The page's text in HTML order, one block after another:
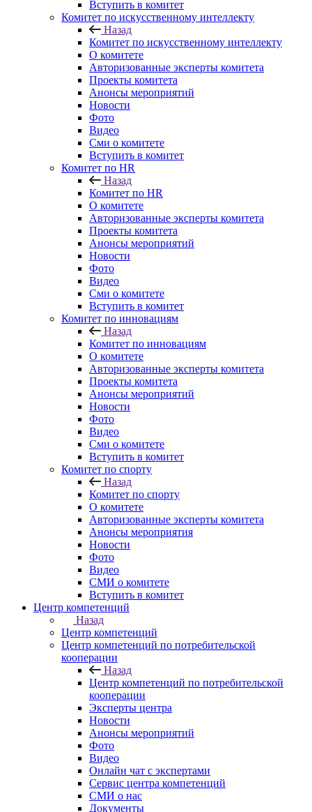
Вступить в комитет
Комитет по искусственному интеллекту
Назад
Комитет по искусственному интеллекту
О комитете
Авторизованные эксперты комитета
Проекты комитета
Анонсы мероприятий
Новости
Фото
Видео
Сми о комитете
Вступить в комитет
Комитет по HR
Назад
Комитет по HR
О комитете
Авторизованные эксперты комитета
Проекты комитета
Анонсы мероприятий
Новости
Фото
Видео
Сми о комитете
Вступить в комитет
Комитет по инновациям
Назад
Комитет по инновациям
О комитете
Авторизованные эксперты комитета
Проекты комитета
Анонсы мероприятий
Новости
Фото
Видео
Сми о комитете
Вступить в комитет
Комитет по спорту
Назад
Комитет по спорту
О комитете
Авторизованные эксперты комитета
Анонсы мероприятия
Новости
Фото
Видео
СМИ о комитете
Вступить в комитет
Центр компетенций
Назад
Центр компетенций
Центр компетенций по потребительской
кооперации
Назад
Центр компетенций по потребительской
кооперации
Эксперты центра
Новости
Анонсы мероприятий
Фото
Видео
Онлайн чат с экспертами
Сервис центра компетенций
СМИ о нас
Документы